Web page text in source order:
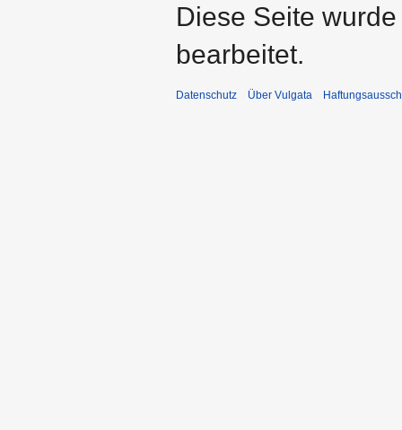
Diese Seite
bearbeitet.
Datenschutz Über Vulgata